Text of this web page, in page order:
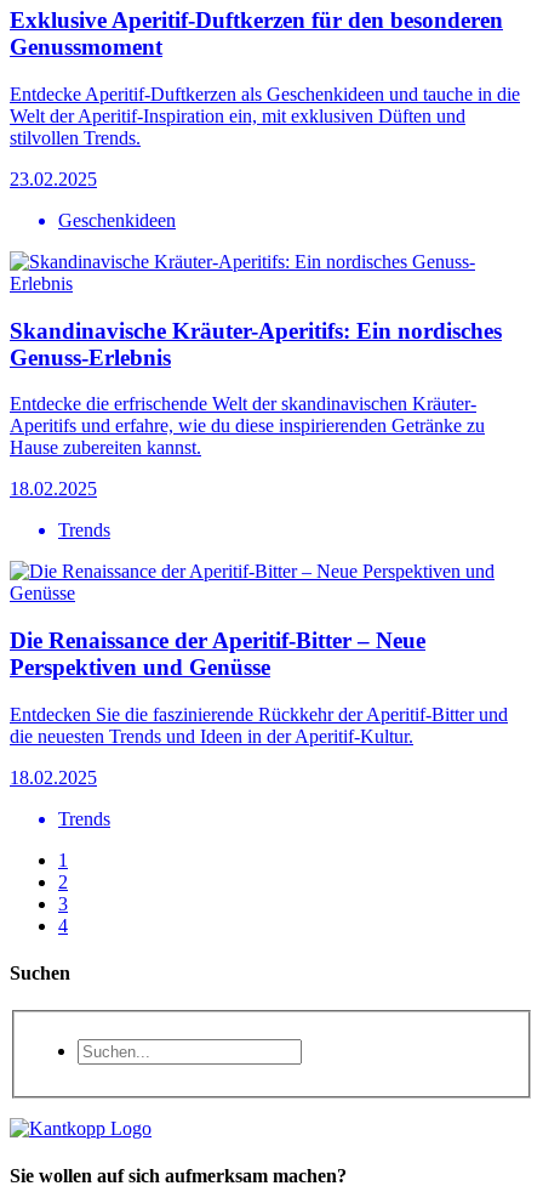
Exklusive Aperitif-Duftkerzen für den besonderen
Genussmoment
Entdecke Aperitif-Duftkerzen als Geschenkideen und tauche in die
Welt der Aperitif-Inspiration ein, mit exklusiven Düften und
stilvollen Trends.
23.02.2025
Geschenkideen
Skandinavische Kräuter-Aperitifs: Ein nordisches
Genuss-Erlebnis
Entdecke die erfrischende Welt der skandinavischen Kräuter-
Aperitifs und erfahre, wie du diese inspirierenden Getränke zu
Hause zubereiten kannst.
18.02.2025
Trends
Die Renaissance der Aperitif-Bitter – Neue
Perspektiven und Genüsse
Entdecken Sie die faszinierende Rückkehr der Aperitif-Bitter und
die neuesten Trends und Ideen in der Aperitif-Kultur.
18.02.2025
Trends
1
2
3
4
Suchen
Sie wollen auf sich aufmerksam machen?